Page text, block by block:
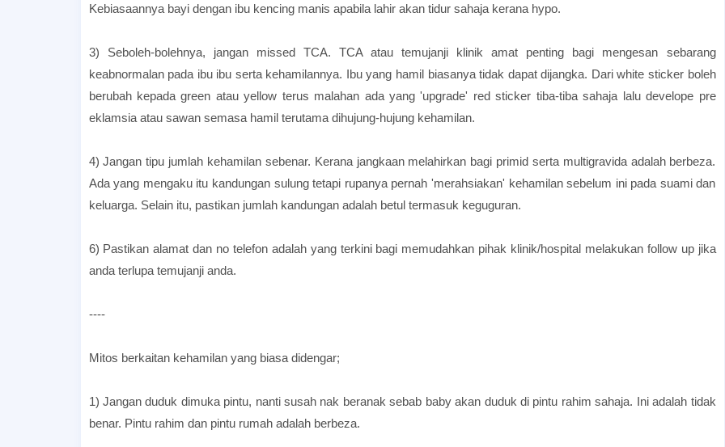
Kebiasaannya bayi dengan ibu kencing manis apabila lahir akan tidur sahaja kerana hypo.
3) Seboleh-bolehnya, jangan missed TCA. TCA atau temujanji klinik amat penting bagi mengesan sebarang
keabnormalan pada ibu ibu serta kehamilannya. Ibu yang hamil biasanya tidak dapat dijangka. Dari white sticker boleh
berubah kepada green atau yellow terus malahan ada yang 'upgrade' red sticker tiba-tiba sahaja lalu develope pre
eklamsia atau sawan semasa hamil terutama dihujung-hujung kehamilan.
4) Jangan tipu jumlah kehamilan sebenar. Kerana jangkaan melahirkan bagi primid serta multigravida adalah berbeza.
Ada yang mengaku itu kandungan sulung tetapi rupanya pernah 'merahsiakan' kehamilan sebelum ini pada suami dan
keluarga. Selain itu, pastikan jumlah kandungan adalah betul termasuk keguguran.
6) Pastikan alamat dan no telefon adalah yang terkini bagi memudahkan pihak klinik/hospital melakukan follow up jika
anda terlupa temujanji anda.
----
Mitos berkaitan kehamilan yang biasa didengar;
1) Jangan duduk dimuka pintu, nanti susah nak beranak sebab baby akan duduk di pintu rahim sahaja. Ini adalah tidak
benar. Pintu rahim dan pintu rumah adalah berbeza.